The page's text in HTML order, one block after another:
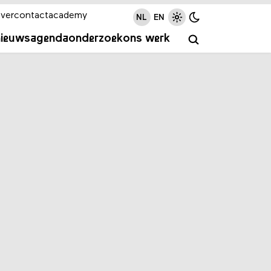
agendaonderzoekons werk
contactacademy NL EN